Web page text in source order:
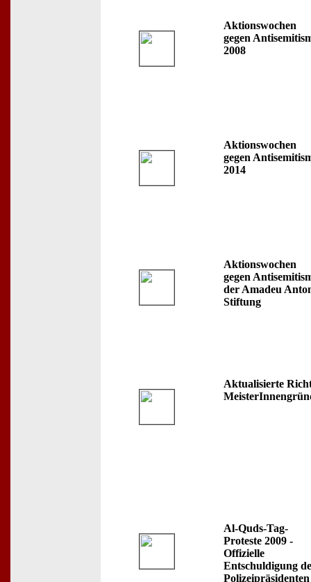
Aktionswochen
gegen
2008
Aktionswochen
gegen
2014
Aktionswochen
gegen
der Amadeu
Stiftung
Aktualisierte
Al-Quds-Tag-
Proteste 2009 -
Offizielle
Entschuldigung
Polizeipräsidenten